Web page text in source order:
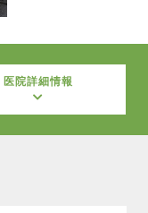
医院詳細情報